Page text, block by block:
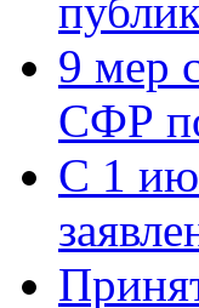
9 мер
СФР
С 1